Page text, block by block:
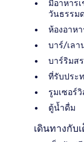
มีอาหาร
วันธรรม
ห้องอาหา
บาร์/เลา
บาร์ริมส
ที่รับประ
รูมเซอร์
ตู้น้ำดื่ม
เดินทางกับ